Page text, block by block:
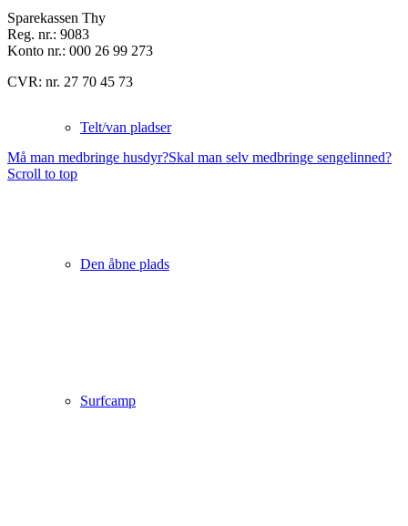
Telt/van pladser
Den åbne plads
Surfcamp
Sparekassen Thy
Reg. nr.: 9083
Konto nr.: 000 26 99 273
CVR: nr. 27 70 45 73
Må man medbringe husdyr?Skal man selv medbringe sengelinned?
Scroll to top